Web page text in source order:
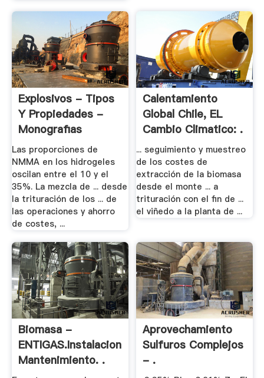
Explosivos - Tipos
Y Propiedades -
Monografias
Las proporciones de
NMMA en los hidrogeles
oscilan entre el 10 y el
35%. La mezcla de ... desde
la trituración de los ... de
las operaciones y ahorro
de costes, ...
Calentamiento
Global Chile, EL
Cambio Climatico: .
... seguimiento y muestreo
de los costes de
extracción de la biomasa
desde el monte ... a
trituración con el fin de ...
el viñedo a la planta de ...
Biomasa -
ENTIGAS.Instalaciones-
Mantenimiento. .
Aprovechamiento
Sulfuros Complejos
- .